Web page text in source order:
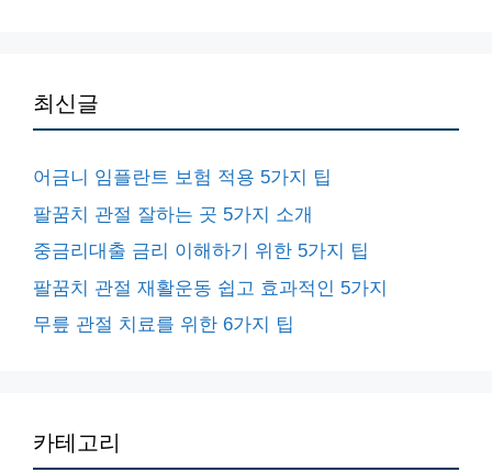
최신글
어금니 임플란트 보험 적용 5가지 팁
팔꿈치 관절 잘하는 곳 5가지 소개
중금리대출 금리 이해하기 위한 5가지 팁
팔꿈치 관절 재활운동 쉽고 효과적인 5가지
무릎 관절 치료를 위한 6가지 팁
카테고리